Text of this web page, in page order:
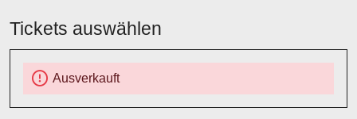
Tickets auswählen
Ausverkauft